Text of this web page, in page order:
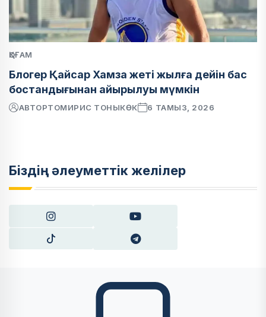
ҚОҒАМ
Блогер Қайсар Хамза жеті жылға дейін бас
бостандығынан айырылуы мүмкін
АВТОРТОМИРИС ТОНЫКӨК 6 ТАМЫЗ, 2026
Біздің әлеуметтік желілер